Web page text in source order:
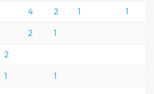
4 2 1 1
2 1
2
1 1